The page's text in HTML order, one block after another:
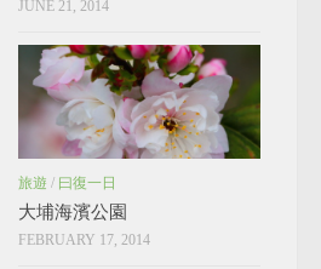
JUNE 21, 2014
旅遊 / 曰復一日
大埔海濱公園
FEBRUARY 17, 2014